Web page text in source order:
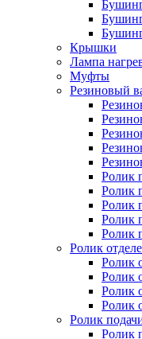
Крышки
Лампа
Муфты
Резиновый
Ролик
Ролик
Ролик
Ролик
Ролик
Ролик
Ролик
Ролик
Ролик
Ролик
Ролик
Ролик